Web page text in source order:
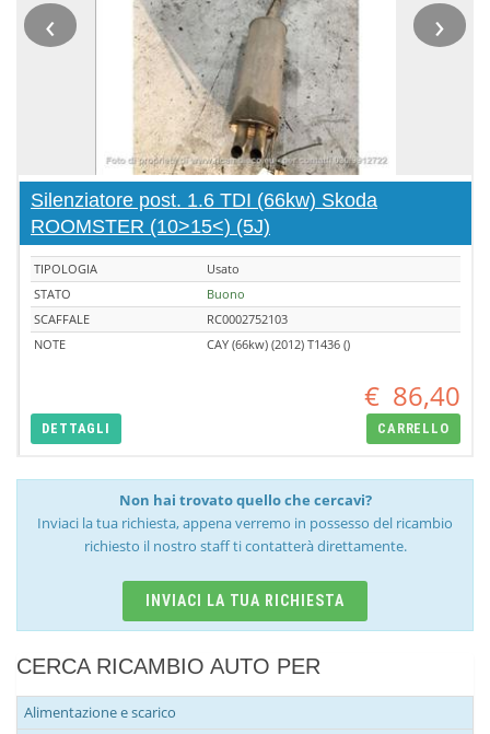
‹ ›
Silenziatore post. 1.6 TDI (66kw) Skoda
ROOMSTER (10>15<) (5J)
TIPOLOGIA
Usato
STATO
Buono
SCAFFALE
RC0002752103
NOTE
CAY (66kw) (2012) T1436 ()
€ 86,40
DETTAGLI CARRELLO
Non hai trovato quello che cercavi?
Inviaci la tua richiesta, appena verremo in possesso del ricambio
richiesto il nostro staff ti contatterà direttamente.
INVIACI LA TUA RICHIESTA
CERCA RICAMBIO AUTO PER
Alimentazione e scarico